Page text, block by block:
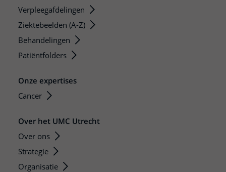
Verpleegafdelingen
Ziektebeelden (A-Z)
Behandelingen
Patiëntfolders
Onze expertises
Cancer
Over het UMC Utrecht
Over ons
Strategie
Organisatie